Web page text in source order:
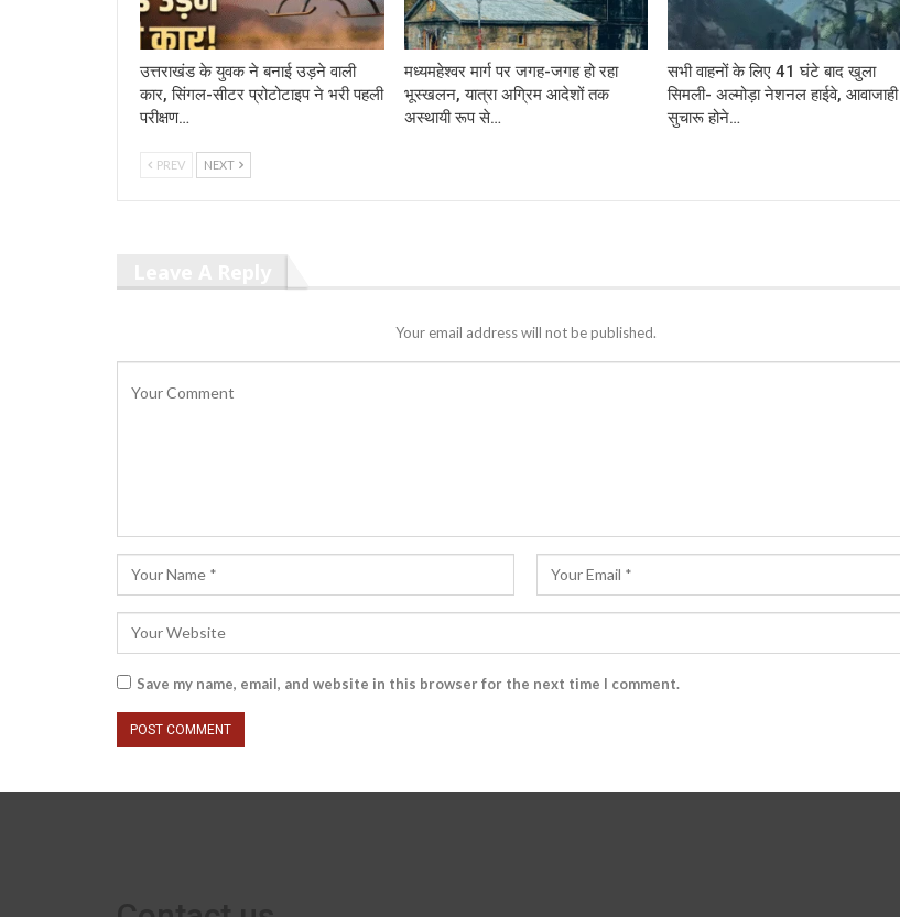
उत्तराखंड के युवक ने बनाई उड़ने वाली
कार, सिंगल-सीटर प्रोटोटाइप ने भरी पहली
परीक्षण…
मध्यमहेश्वर मार्ग पर जगह-जगह हो रहा
भूस्खलन, यात्रा अग्रिम आदेशों तक
अस्थायी रूप से…
सभी वाहनों के लिए 41 घंटे बाद खुला
सिमली- अल्मोड़ा नेशनल हाईवे, आवाजाही
सुचारू होने…
PREV NEXT
Your email address will not be published.
Save my name, email, and website in this browser for the next time I comment.